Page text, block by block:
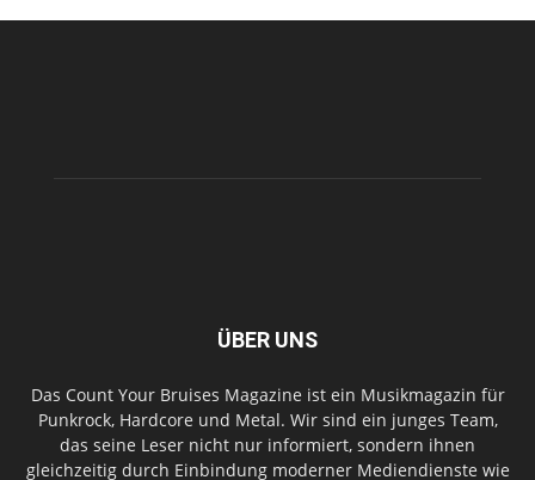
ÜBER UNS
Das Count Your Bruises Magazine ist ein Musikmagazin für
Punkrock, Hardcore und Metal. Wir sind ein junges Team,
das seine Leser nicht nur informiert, sondern ihnen
gleichzeitig durch Einbindung moderner Mediendienste wie